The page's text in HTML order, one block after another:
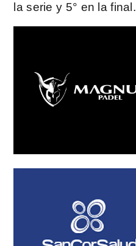
la serie y 5° en la final.